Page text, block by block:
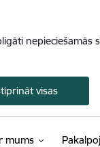
visas
mums